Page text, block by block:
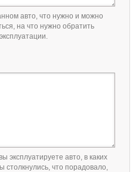
авто, что нужно и можно
на что нужно обратить
эксплуатируете авто, в каких
столкнулись, что порадовало,